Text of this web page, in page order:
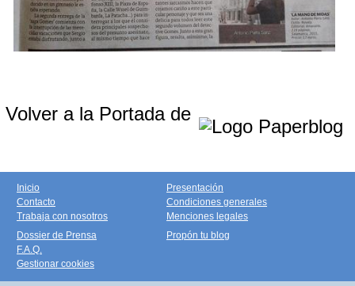
Volver a la Portada de
Inicio
Contacto
Trabaja con nosotros
Presentación
Condiciones generales
Menciones legales
Dossier de Prensa
F.A.Q.
Gestionar cookies
Propón tu blog